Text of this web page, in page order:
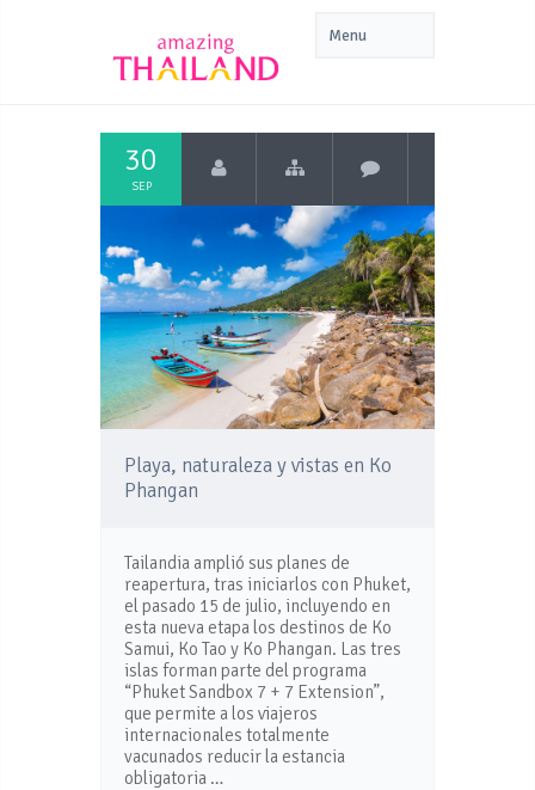
30
SEP
Playa, naturaleza y vistas en Ko
Phangan
Tailandia amplió sus planes de
reapertura, tras iniciarlos con Phuket,
el pasado 15 de julio, incluyendo en
esta nueva etapa los destinos de Ko
Samui, Ko Tao y Ko Phangan. Las tres
islas forman parte del programa
“Phuket Sandbox 7 + 7 Extension”,
que permite a los viajeros
internacionales totalmente
vacunados reducir la estancia
obligatoria …